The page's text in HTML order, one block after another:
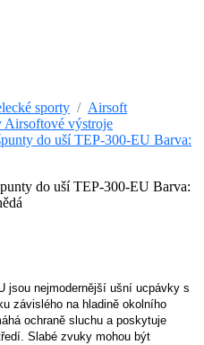
sporty
Airsoft
Airsoftové výstroje
do uší TEP-300-EU Barva:
jsou nejmodernější ušní ucpávky s
závislého na hladině okolního
ochraně sluchu a poskytuje
Slabé zvuky mohou být